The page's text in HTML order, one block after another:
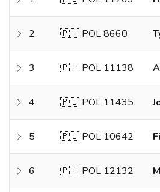
2 🇵🇱 POL 8660
3 🇵🇱 POL 11138
4 🇵🇱 POL 11435
5 🇵🇱 POL 10642
6 🇵🇱 POL 12132